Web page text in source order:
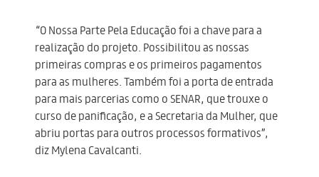
“O Nossa Parte Pela Educação foi a chave para a
realização do projeto. Possibilitou as nossas
primeiras compras e os primeiros pagamentos
para as mulheres. Também foi a porta de entrada
para mais parcerias como o SENAR, que trouxe o
curso de panificação, e a Secretaria da Mulher, que
abriu portas para outros processos formativos”,
diz Mylena Cavalcanti.